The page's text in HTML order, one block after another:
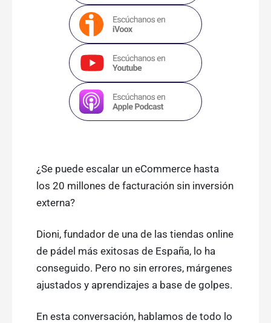
¿Se puede escalar un eCommerce hasta
los 20 millones de facturación sin inversión
externa?
Dioni, fundador de una de las tiendas online
de pádel más exitosas de España, lo ha
conseguido. Pero no sin errores, márgenes
ajustados y aprendizajes a base de golpes.
En esta conversación, hablamos de todo lo